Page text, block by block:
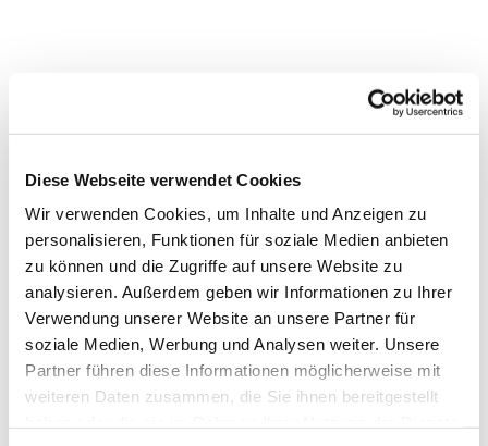
Diese Webseite verwendet Cookies
Wir verwenden Cookies, um Inhalte und Anzeigen zu
personalisieren, Funktionen für soziale Medien anbieten
zu können und die Zugriffe auf unsere Website zu
analysieren. Außerdem geben wir Informationen zu Ihrer
Verwendung unserer Website an unsere Partner für
soziale Medien, Werbung und Analysen weiter. Unsere
Partner führen diese Informationen möglicherweise mit
weiteren Daten zusammen, die Sie ihnen bereitgestellt